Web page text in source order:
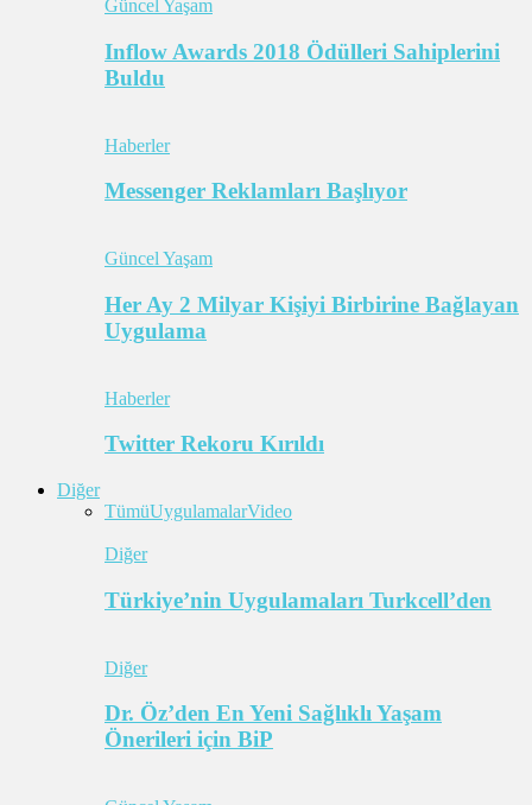
Güncel Yaşam
Inflow Awards 2018 Ödülleri Sahiplerini
Buldu
Haberler
Messenger Reklamları Başlıyor
Güncel Yaşam
Her Ay 2 Milyar Kişiyi Birbirine Bağlayan
Uygulama
Haberler
Twitter Rekoru Kırıldı
Diğer
TümüUygulamalarVideo
Diğer
Türkiye’nin Uygulamaları Turkcell’den
Diğer
Dr. Öz’den En Yeni Sağlıklı Yaşam
Önerileri için BiP